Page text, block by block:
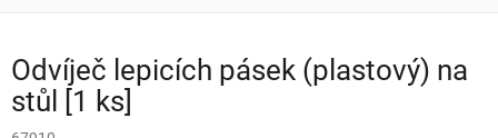
Odvíječ lepicích pásek (plastový) na
stůl [1 ks]